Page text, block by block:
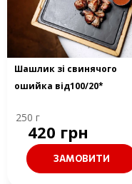
Шашлик зі свинячого
ошийка від100/20*
250 г
420 грн
ЗАМОВИТИ